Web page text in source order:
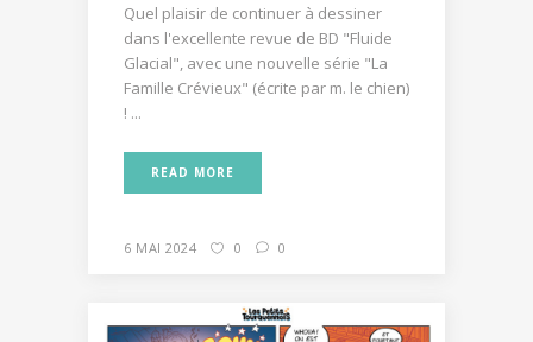
Quel plaisir de continuer à dessiner
dans l'excellente revue de BD "Fluide
Glacial", avec une nouvelle série "La
Famille Crévieux" (écrite par m. le chien)
! ...
READ MORE
6 MAI 2024 0 0